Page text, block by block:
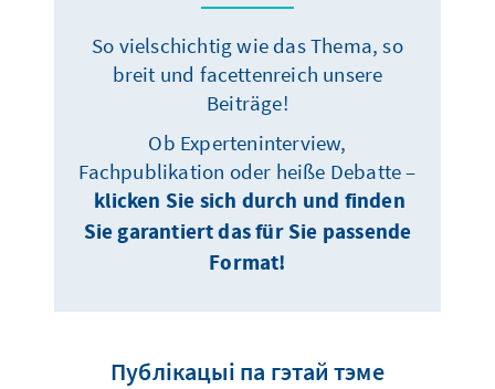
So vielschichtig wie das Thema, so
breit und facettenreich unsere
Beiträge!
Ob Experteninterview,
Fachpublikation oder heiße Debatte –
klicken Sie sich durch und finden
Sie garantiert das für Sie passende
Format!
Публікацыі па гэтай тэме